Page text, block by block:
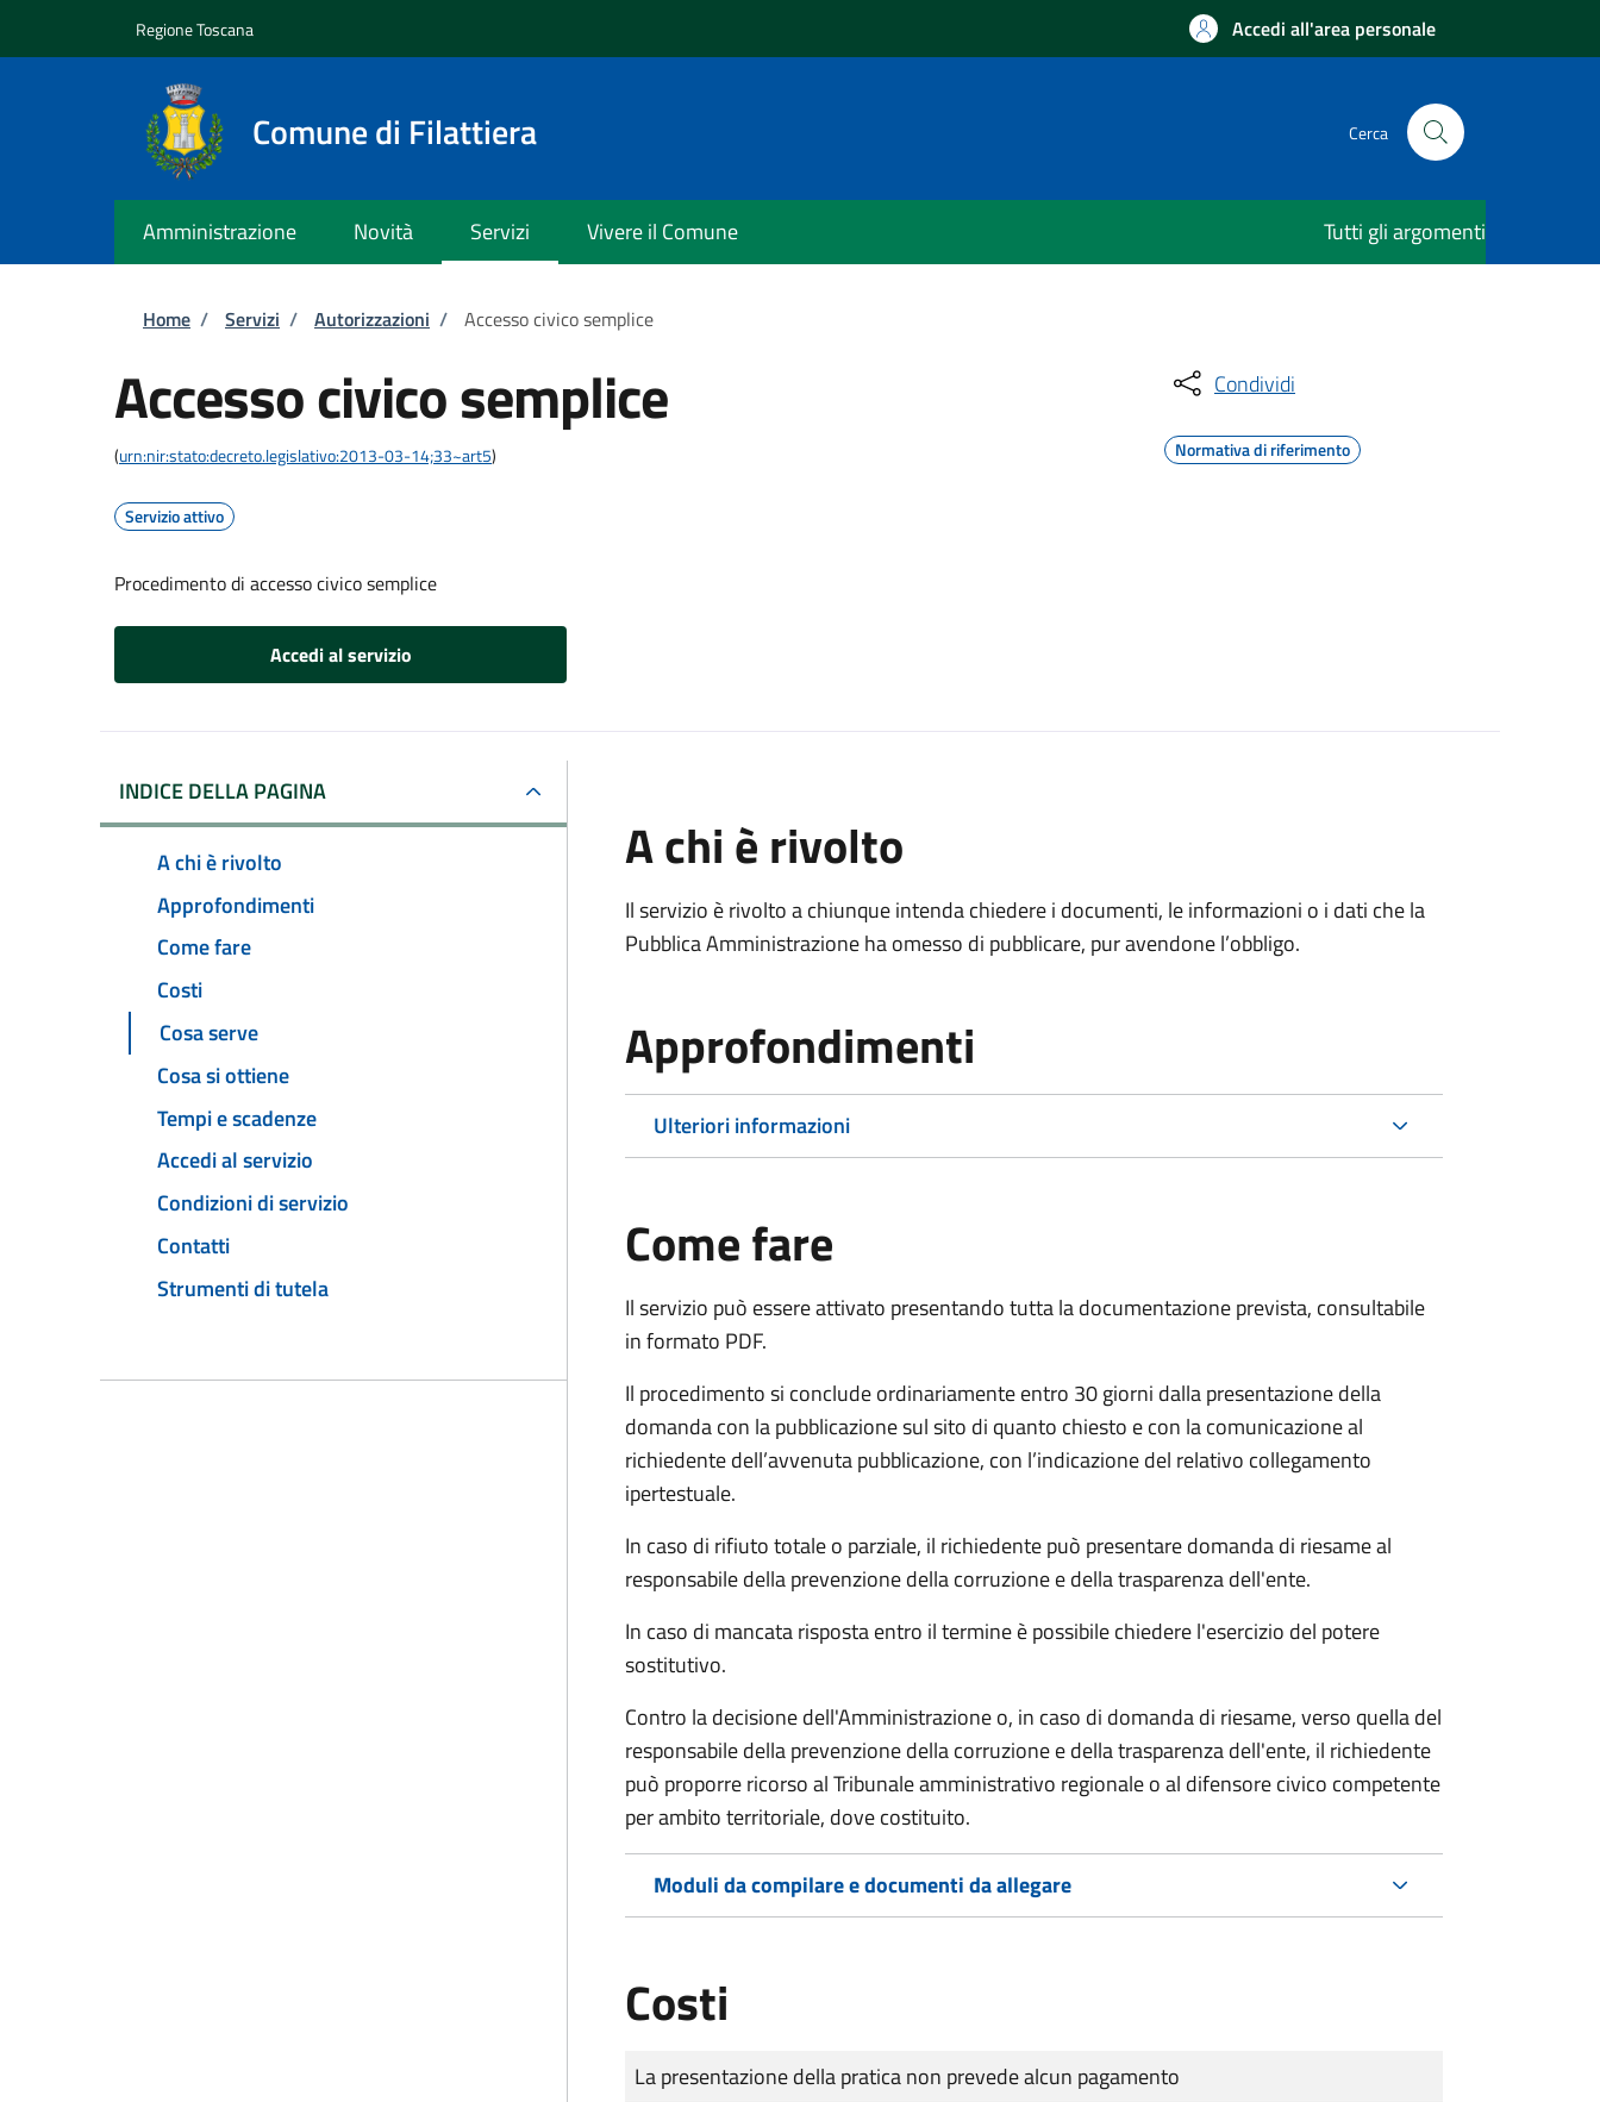
Regione Toscana Accedi all'area personale
Comune di Filattiera Cerca
Amministrazione Novità Servizi Vivere il Comune Tutti gli argomenti
Briciole di pane
Home / Servizi / Autorizzazioni / Accesso civico semplice
Accesso civico semplice
(urn:nir:stato:decreto.legislativo:2013-03-14;33~art5)
Servizio attivo
Procedimento di accesso civico semplice
Accedi al servizio
Condividi
Normativa di riferimento
INDICE DELLA PAGINA
A chi è rivolto
Approfondimenti
Come fare
Costi
Cosa serve
Cosa si ottiene
Tempi e scadenze
Accedi al servizio
Condizioni di servizio
Contatti
Strumenti di tutela
A chi è rivolto
Il servizio è rivolto a chiunque intenda chiedere i documenti, le informazioni o i dati che la
Pubblica Amministrazione ha omesso di pubblicare, pur avendone l’obbligo.
Approfondimenti
Ulteriori informazioni
Come fare
Il servizio può essere attivato presentando tutta la documentazione prevista, consultabile
in formato PDF.
Il procedimento si conclude ordinariamente entro 30 giorni dalla presentazione della
domanda con la pubblicazione sul sito di quanto chiesto e con la comunicazione al
richiedente dell’avvenuta pubblicazione, con l’indicazione del relativo collegamento
ipertestuale.
In caso di rifiuto totale o parziale, il richiedente può presentare domanda di riesame al
responsabile della prevenzione della corruzione e della trasparenza dell'ente.
In caso di mancata risposta entro il termine è possibile chiedere l'esercizio del potere
sostitutivo.
Contro la decisione dell'Amministrazione o, in caso di domanda di riesame, verso quella del
responsabile della prevenzione della corruzione e della trasparenza dell'ente, il richiedente
può proporre ricorso al Tribunale amministrativo regionale o al difensore civico competente
per ambito territoriale, dove costituito.
Moduli da compilare e documenti da allegare
Costi
Tipo di pagamento
Importo
La presentazione della pratica non prevede alcun pagamento